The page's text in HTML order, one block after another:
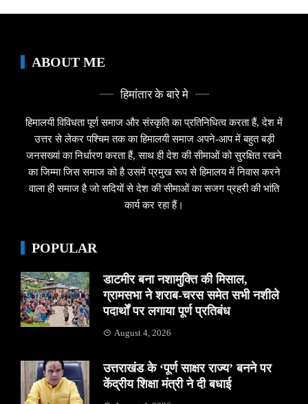
ABOUT ME
हिमांतार के बारे मे
हिमालयी विविधता पूर्ण समाज और संस्कृति का प्रतिनिधित्व करता हैं, देश में
उत्तर से लेकर पश्चिम तक का हिमालयी समाज अपने-आप में बहुत बड़ी
जनसख्यां का निर्धारण करता हैं, साथ ही देश की सीमाओं को सुरक्षित रखने
का जिम्मा जिस समाज को है उसमें प्रमुख रूप से हिमालय में निवास करने
वाला ही समाज है जो सदियों से देश की सीमाओं का सजग प्रहरी की भांति
कार्य कर रहा हैं।
POPULAR
डाटमीर बना नशामुक्ति की मिसाल,
ग्रामसभा ने शराब-चरस समेत सभी नशीले
पदार्थों पर लगाया पूर्ण प्रतिबंध
August 4, 2026
उत्तराखंड के ‘पूर्ण साक्षर राज्य’ बनने पर
केंद्रीय शिक्षा मंत्री ने दी बधाई